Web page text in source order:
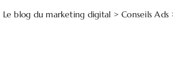
Le blog du marketing digital >Conseils Ads